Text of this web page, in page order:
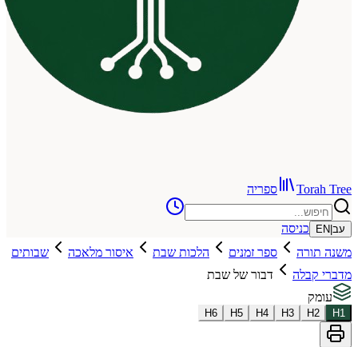
ספריה
כניסה
ספר זמנים הלכות שבת איסור מלאכה
שבותים
דבור של שבת
H3
H4
H5
H6